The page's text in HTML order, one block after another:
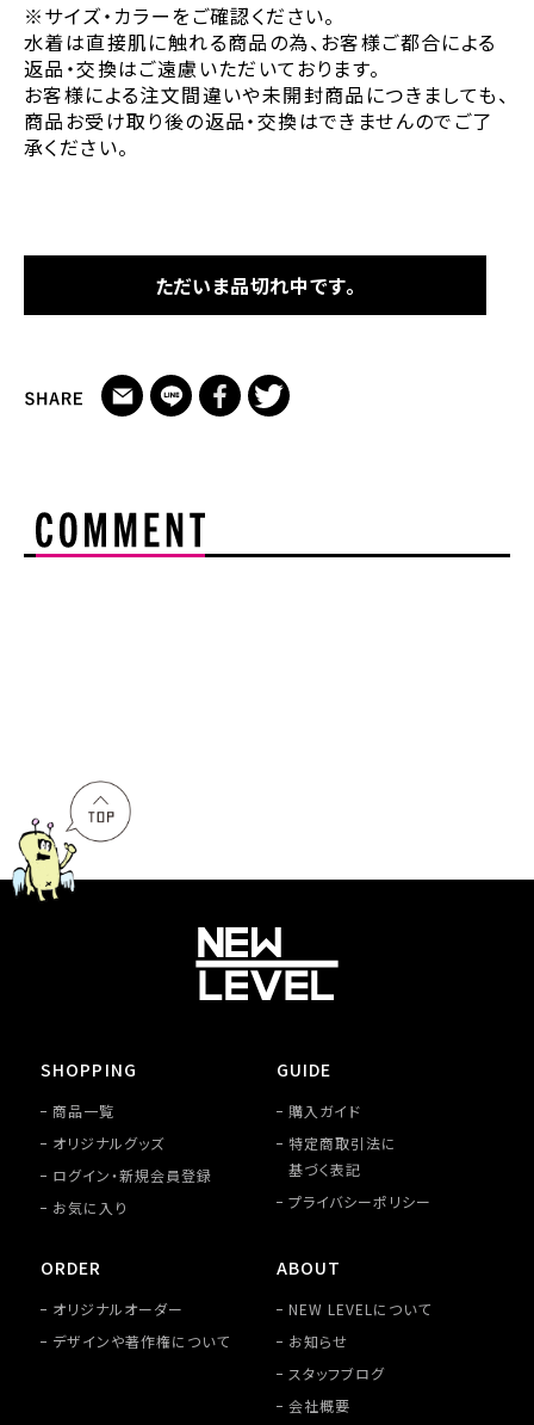
※サイズ・カラーをご確認ください。
水着は直接肌に触れる商品の為、お客様ご都合による
返品・交換はご遠慮いただいております。
お客様による注文間違いや未開封商品につきましても、
商品お受け取り後の返品・交換はできませんのでご了
承ください。
ただいま品切れ中です。
SHOPPING
商品一覧
オリジナルグッズ
ログイン・新規会員登録
お気に入り
GUIDE
購入ガイド
特定商取引法に
基づく表記
プライバシーポリシー
ORDER
オリジナルオーダー
デザインや著作権について
ABOUT
NEW LEVELについて
お知らせ
スタッフブログ
会社概要